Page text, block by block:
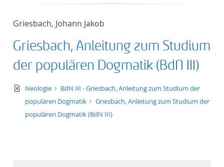
Griesbach, Johann Jakob
Griesbach, Anleitung zum Studium
der populären Dogmatik (BdN III)
text/xml
Neologie
BdN III - Griesbach, Anleitung zum Studium der
populären Dogmatik
Griesbach, Anleitung zum Studium der
populären Dogmatik (BdN III)